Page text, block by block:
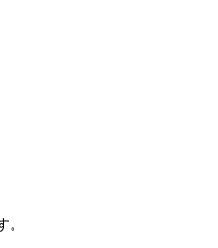
。